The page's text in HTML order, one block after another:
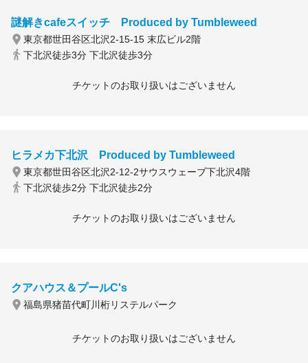
謎解きcafeスイッチ Produced by Tumbleweed
東京都世田谷区北沢2-15-15 末広ビル2階
下北沢徒歩3分 下北沢徒歩3分
チケットのお取り扱いはございません
ヒラメカ下北沢 Produced by Tumbleweed
東京都世田谷区北沢2-12-2サウスウェーブ下北沢4階
下北沢徒歩2分 下北沢徒歩2分
チケットのお取り扱いはございません
クアハウス＆プールC's
福島県猪苗代町川桁リステルパーク
チケットのお取り扱いはございません